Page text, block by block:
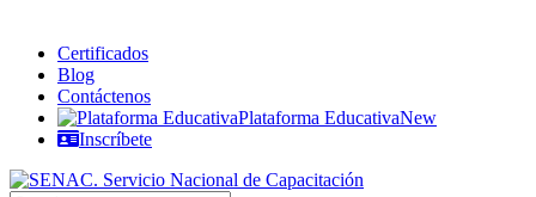
Certificados
Blog
Contáctenos
Plataforma EducativaNew
Inscríbete